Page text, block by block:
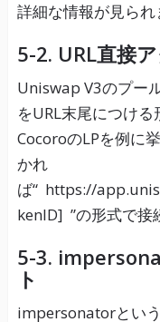
詳細な情報が見られ
5-2. URL直接
Uniswap V3のプー
をURL末尾につける
CocoroのLPを例に
かれ
ば“ https://
kenID] ”の形式で接
5-3.
ト
impersonatorとい